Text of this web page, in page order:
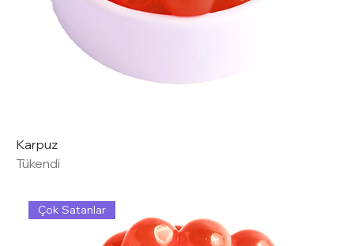
Karpuz
Tükendi
Çok Satanlar